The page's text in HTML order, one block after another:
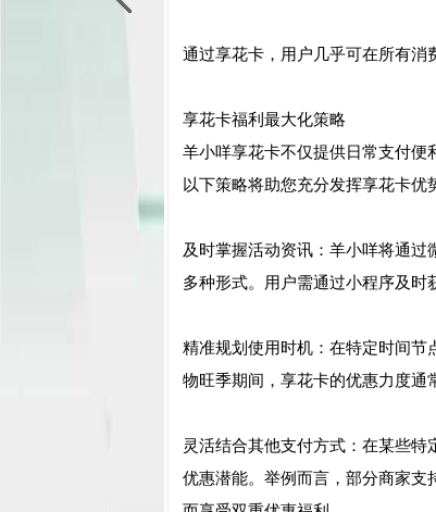
通过享花卡，用户几乎可在所有消
享花卡福利最大化策略
羊小咩享花卡不仅提供日常支付便
以下策略将助您充分发挥享花卡优
及时掌握活动资讯：羊小咩将通
多种形式。用户需通过小程序及时
精准规划使用时机：在特定时间节
物旺季期间，享花卡的优惠力度通
灵活结合其他支付方式：在某些
优惠潜能。举例而言，部分商家支